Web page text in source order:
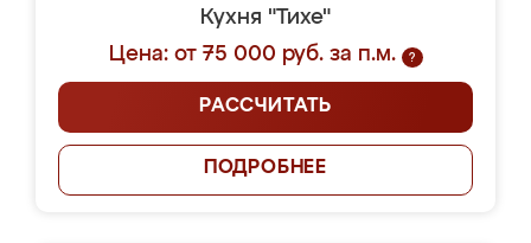
Кухня "Тихе"
Цена: от 75 000 руб. за п.м.
?
РАССЧИТАТЬ
ПОДРОБНЕЕ